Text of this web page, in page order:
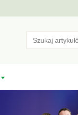
Search
for: